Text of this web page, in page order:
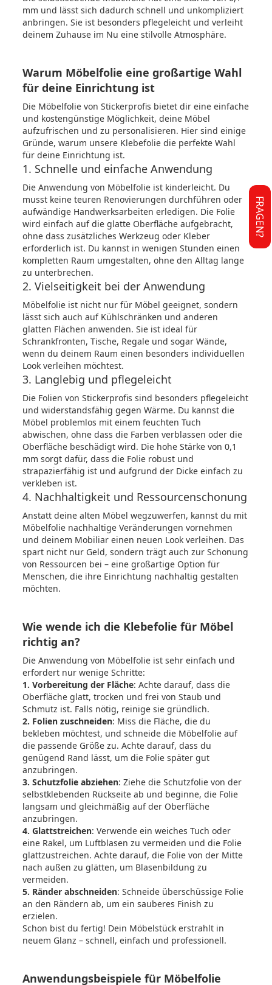
mm und lässt sich dadurch schnell und unkompliziert
anbringen. Sie ist besonders pflegeleicht und verleiht
deinem Zuhause im Nu eine stilvolle Atmosphäre.
Warum Möbelfolie eine großartige Wahl
für deine Einrichtung ist
Die Möbelfolie von Stickerprofis bietet dir eine einfache
und kostengünstige Möglichkeit, deine Möbel
aufzufrischen und zu personalisieren. Hier sind einige
Gründe, warum unsere Klebefolie die perfekte Wahl
für deine Einrichtung ist.
1. Schnelle und einfache Anwendung
Die Anwendung von Möbelfolie ist kinderleicht. Du
musst keine teuren Renovierungen durchführen oder
aufwändige Handwerksarbeiten erledigen. Die Folie
wird einfach auf die glatte Oberfläche aufgebracht,
ohne dass zusätzliches Werkzeug oder Kleber
erforderlich ist. Du kannst in wenigen Stunden einen
kompletten Raum umgestalten, ohne den Alltag lange
zu unterbrechen.
2. Vielseitigkeit bei der Anwendung
Möbelfolie ist nicht nur für Möbel geeignet, sondern
lässt sich auch auf Kühlschränken und anderen
glatten Flächen anwenden. Sie ist ideal für
Schrankfronten, Tische, Regale und sogar Wände,
wenn du deinem Raum einen besonders individuellen
Look verleihen möchtest.
3. Langlebig und pflegeleicht
Die Folien von Stickerprofis sind besonders pflegeleicht
und widerstandsfähig gegen Wärme. Du kannst die
Möbel problemlos mit einem feuchten Tuch
abwischen, ohne dass die Farben verblassen oder die
Oberfläche beschädigt wird. Die hohe Stärke von 0,1
mm sorgt dafür, dass die Folie robust und
strapazierfähig ist und aufgrund der Dicke einfach zu
verkleben ist.
4. Nachhaltigkeit und Ressourcenschonung
Anstatt deine alten Möbel wegzuwerfen, kannst du mit
Möbelfolie nachhaltige Veränderungen vornehmen
und deinem Mobiliar einen neuen Look verleihen. Das
spart nicht nur Geld, sondern trägt auch zur Schonung
von Ressourcen bei – eine großartige Option für
Menschen, die ihre Einrichtung nachhaltig gestalten
möchten.
Wie wende ich die Klebefolie für Möbel
richtig an?
Die Anwendung von Möbelfolie ist sehr einfach und
erfordert nur wenige Schritte:
1. Vorbereitung der Fläche: Achte darauf, dass die
Oberfläche glatt, trocken und frei von Staub und
Schmutz ist. Falls nötig, reinige sie gründlich.
2. Folien zuschneiden: Miss die Fläche, die du
bekleben möchtest, und schneide die Möbelfolie auf
die passende Größe zu. Achte darauf, dass du
genügend Rand lässt, um die Folie später gut
anzubringen.
3. Schutzfolie abziehen: Ziehe die Schutzfolie von der
selbstklebenden Rückseite ab und beginne, die Folie
langsam und gleichmäßig auf der Oberfläche
anzubringen.
4. Glattstreichen: Verwende ein weiches Tuch oder
eine Rakel, um Luftblasen zu vermeiden und die Folie
glattzustreichen. Achte darauf, die Folie von der Mitte
nach außen zu glätten, um Blasenbildung zu
vermeiden.
5. Ränder abschneiden: Schneide überschüssige Folie
an den Rändern ab, um ein sauberes Finish zu
erzielen.
Schon bist du fertig! Dein Möbelstück erstrahlt in
neuem Glanz – schnell, einfach und professionell.
Anwendungsbeispiele für Möbelfolie
FRAGEN?